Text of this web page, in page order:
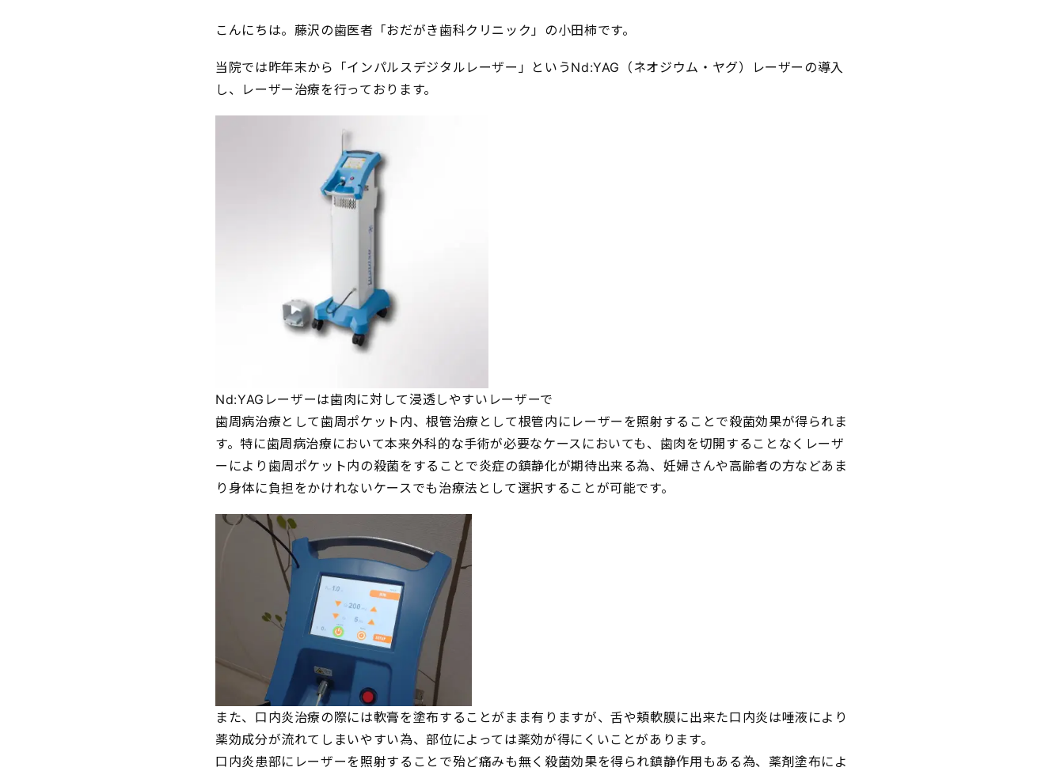
こんにちは。藤沢の歯医者「おだがき歯科クリニック」の小田柿です。
当院では昨年末から「インパルスデジタルレーザー」というNd:YAG（ネオジウム・ヤグ）レーザーの導入
し、レーザー治療を行っております。
Nd:YAGレーザーは歯肉に対して浸透しやすいレーザーで
歯周病治療として歯周ポケット内、根管治療として根管内にレーザーを照射することで殺菌効果が得られま
す。特に歯周病治療において本来外科的な手術が必要なケースにおいても、歯肉を切開することなくレーザ
ーにより歯周ポケット内の殺菌をすることで炎症の鎮静化が期待出来る為、妊婦さんや高齢者の方などあま
り身体に負担をかけれないケースでも治療法として選択することが可能です。
また、口内炎治療の際には軟膏を塗布することがまま有りますが、舌や頬軟膜に出来た口内炎は唾液により
薬効成分が流れてしまいやすい為、部位によっては薬効が得にくいことがあります。
口内炎患部にレーザーを照射することで殆ど痛みも無く殺菌効果を得られ鎮静作用もある為、薬剤塗布によ